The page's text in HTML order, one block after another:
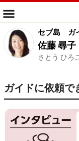
セブ島 ガ
佐藤 尋子
さとう ひろこ
ガイドに依頼で